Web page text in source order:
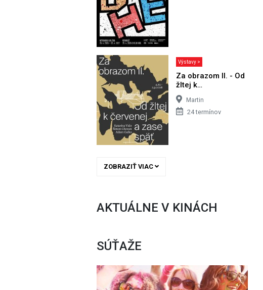
Výstavy >
Za obrazom II. - Od
žltej k…
Martin
24 termínov
ZOBRAZIŤ VIAC
AKTUÁLNE V KINÁCH
SÚŤAŽE